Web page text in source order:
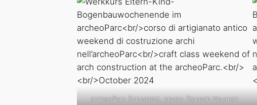
archeoParc Schnalstal, photo: Ganesh Neumair